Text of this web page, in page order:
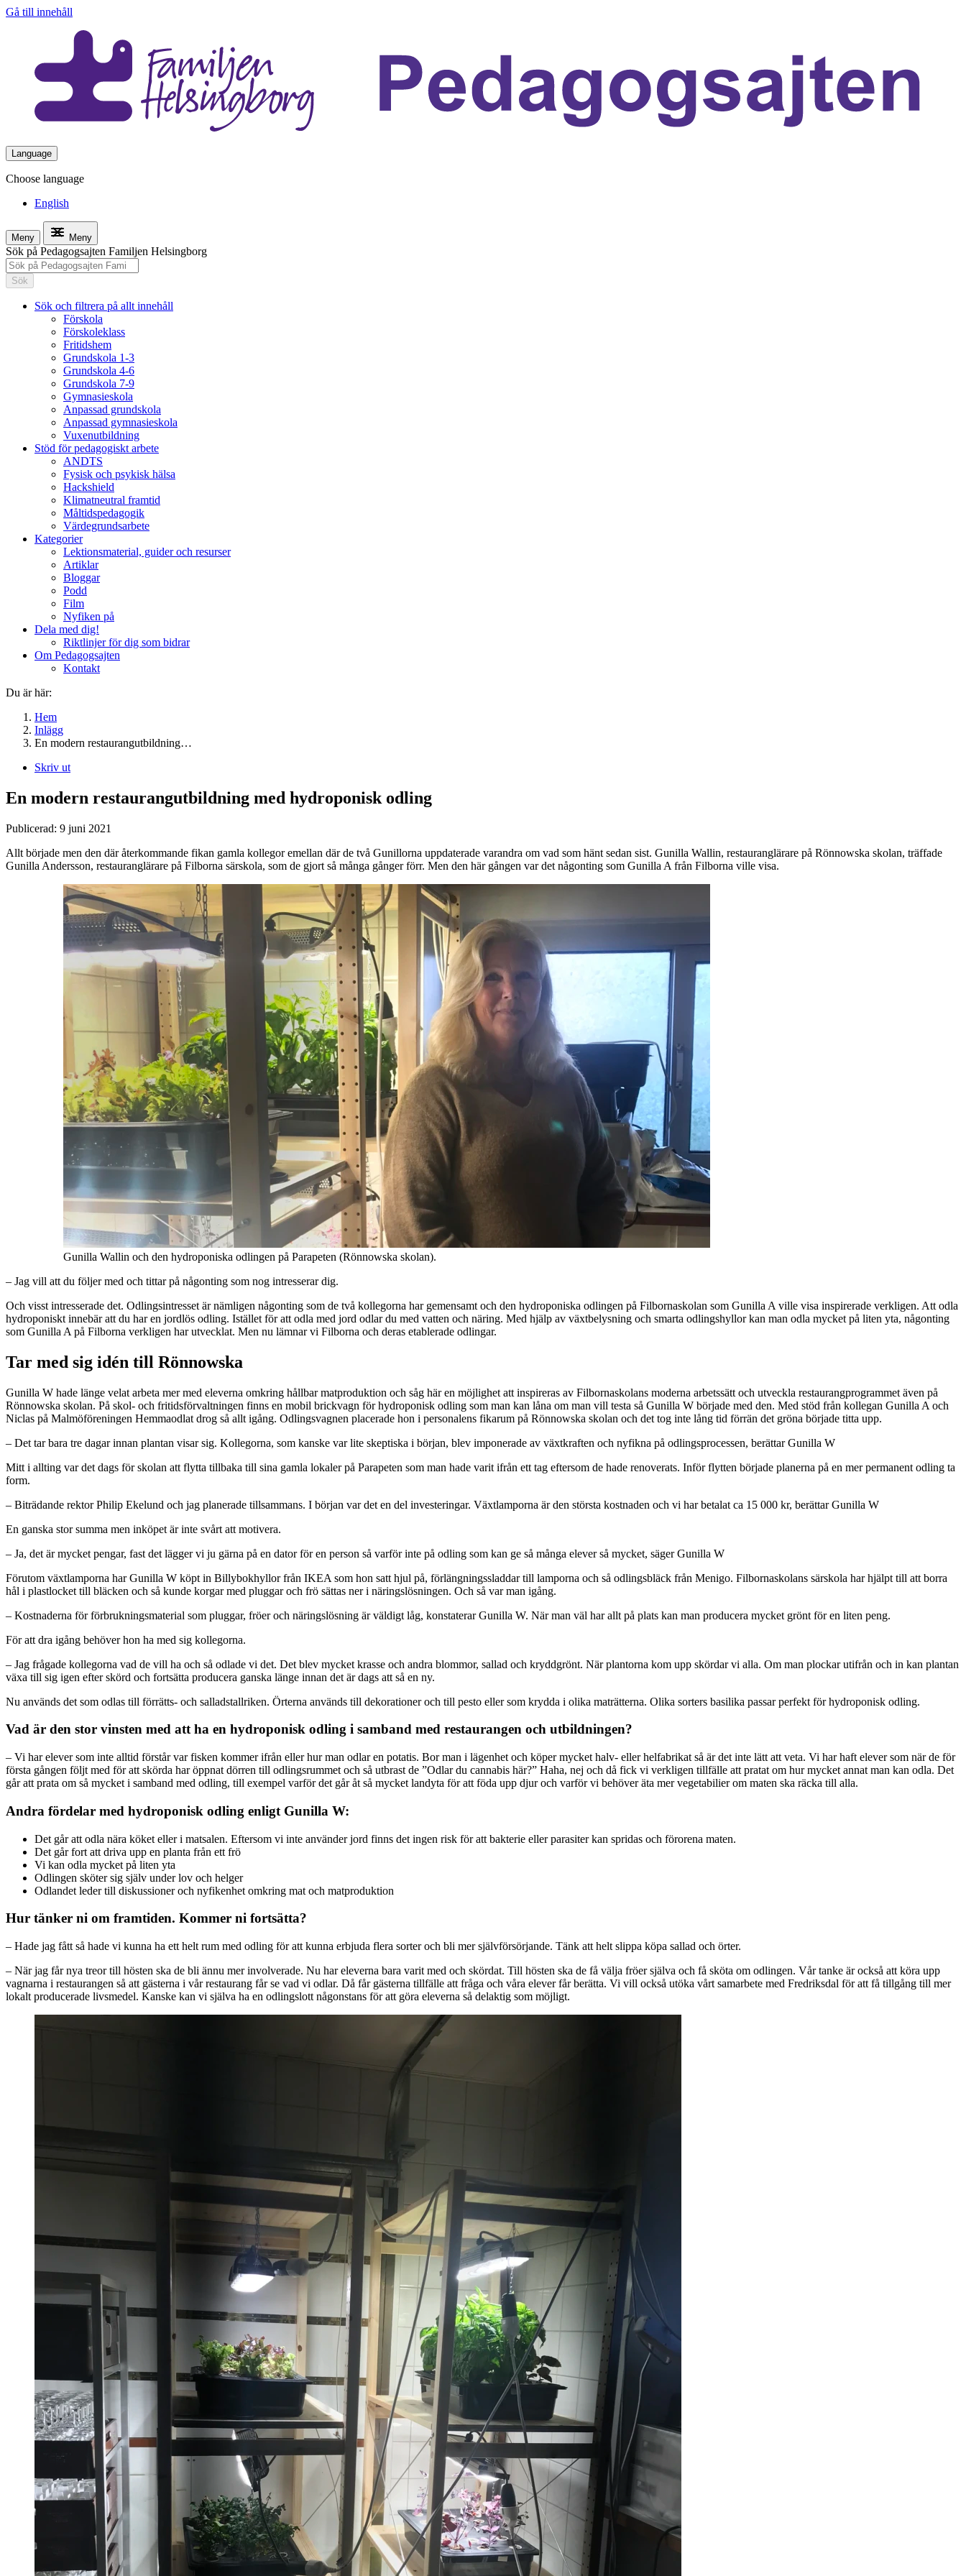
Gå till innehåll
Language
Choose language
English
Meny Meny
Sök på Pedagogsajten Familjen Helsingborg
Sök
Sök och filtrera på allt innehåll
Förskola
Förskoleklass
Fritidshem
Grundskola 1-3
Grundskola 4-6
Grundskola 7-9
Gymnasieskola
Anpassad grundskola
Anpassad gymnasieskola
Vuxenutbildning
Stöd för pedagogiskt arbete
ANDTS
Fysisk och psykisk hälsa
Hackshield
Klimatneutral framtid
Måltidspedagogik
Värdegrundsarbete
Kategorier
Lektionsmaterial, guider och resurser
Artiklar
Bloggar
Podd
Film
Nyfiken på
Dela med dig!
Riktlinjer för dig som bidrar
Om Pedagogsajten
Kontakt
Du är här:
Hem
Inlägg
En modern restaurangutbildning…
Skriv ut
En modern restaurangutbildning med hydroponisk odling
Publicerad: 9 juni 2021
Allt började men den där återkommande fikan gamla kollegor emellan där de två Gunillorna uppdaterade varandra om vad som hänt sedan sist. Gunilla Wallin, restauranglärare på Rönnowska skolan, träffade
Gunilla Andersson, restauranglärare på Filborna särskola, som de gjort så många gånger förr. Men den här gången var det någonting som Gunilla A från Filborna ville visa.
Gunilla Wallin och den hydroponiska odlingen på Parapeten (Rönnowska skolan).
– Jag vill att du följer med och tittar på någonting som nog intresserar dig.
Och visst intresserade det. Odlingsintresset är nämligen någonting som de två kollegorna har gemensamt och den hydroponiska odlingen på Filbornaskolan som Gunilla A ville visa inspirerade verkligen. Att odla
hydroponiskt innebär att du har en jordlös odling. Istället för att odla med jord odlar du med vatten och näring. Med hjälp av växtbelysning och smarta odlingshyllor kan man odla mycket på liten yta, någonting
som Gunilla A på Filborna verkligen har utvecklat. Men nu lämnar vi Filborna och deras etablerade odlingar.
Tar med sig idén till Rönnowska
Gunilla W hade länge velat arbeta mer med eleverna omkring hållbar matproduktion och såg här en möjlighet att inspireras av Filbornaskolans moderna arbetssätt och utveckla restaurangprogrammet även på
Rönnowska skolan. På skol- och fritidsförvaltningen finns en mobil brickvagn för hydroponisk odling som man kan låna om man vill testa så Gunilla W började med den. Med stöd från kollegan Gunilla A och
Niclas på Malmöföreningen Hemmaodlat drog så allt igång. Odlingsvagnen placerade hon i personalens fikarum på Rönnowska skolan och det tog inte lång tid förrän det gröna började titta upp.
– Det tar bara tre dagar innan plantan visar sig. Kollegorna, som kanske var lite skeptiska i början, blev imponerade av växtkraften och nyfikna på odlingsprocessen, berättar Gunilla W
Mitt i allting var det dags för skolan att flytta tillbaka till sina gamla lokaler på Parapeten som man hade varit ifrån ett tag eftersom de hade renoverats. Inför flytten började planerna på en mer permanent odling ta
form.
– Biträdande rektor Philip Ekelund och jag planerade tillsammans. I början var det en del investeringar. Växtlamporna är den största kostnaden och vi har betalat ca 15 000 kr, berättar Gunilla W
En ganska stor summa men inköpet är inte svårt att motivera.
– Ja, det är mycket pengar, fast det lägger vi ju gärna på en dator för en person så varför inte på odling som kan ge så många elever så mycket, säger Gunilla W
Förutom växtlamporna har Gunilla W köpt in Billybokhyllor från IKEA som hon satt hjul på, förlängningssladdar till lamporna och så odlingsbläck från Menigo. Filbornaskolans särskola har hjälpt till att borra
hål i plastlocket till bläcken och så kunde korgar med pluggar och frö sättas ner i näringslösningen. Och så var man igång.
– Kostnaderna för förbrukningsmaterial som pluggar, fröer och näringslösning är väldigt låg, konstaterar Gunilla W. När man väl har allt på plats kan man producera mycket grönt för en liten peng.
För att dra igång behöver hon ha med sig kollegorna.
– Jag frågade kollegorna vad de vill ha och så odlade vi det. Det blev mycket krasse och andra blommor, sallad och kryddgrönt. När plantorna kom upp skördar vi alla. Om man plockar utifrån och in kan plantan
växa till sig igen efter skörd och fortsätta producera ganska länge innan det är dags att så en ny.
Nu används det som odlas till förrätts- och salladstallriken. Örterna används till dekorationer och till pesto eller som krydda i olika maträtterna. Olika sorters basilika passar perfekt för hydroponisk odling.
Vad är den stor vinsten med att ha en hydroponisk odling i samband med restaurangen och utbildningen?
– Vi har elever som inte alltid förstår var fisken kommer ifrån eller hur man odlar en potatis. Bor man i lägenhet och köper mycket halv- eller helfabrikat så är det inte lätt att veta. Vi har haft elever som när de för
första gången följt med för att skörda har öppnat dörren till odlingsrummet och så utbrast de ”Odlar du cannabis här?” Haha, nej och då fick vi verkligen tillfälle att pratat om hur mycket annat man kan odla. Det
går att prata om så mycket i samband med odling, till exempel varför det går åt så mycket landyta för att föda upp djur och varför vi behöver äta mer vegetabilier om maten ska räcka till alla.
Andra fördelar med hydroponisk odling enligt Gunilla W:
Det går att odla nära köket eller i matsalen. Eftersom vi inte använder jord finns det ingen risk för att bakterie eller parasiter kan spridas och förorena maten.
Det går fort att driva upp en planta från ett frö
Vi kan odla mycket på liten yta
Odlingen sköter sig själv under lov och helger
Odlandet leder till diskussioner och nyfikenhet omkring mat och matproduktion
Hur tänker ni om framtiden. Kommer ni fortsätta?
– Hade jag fått så hade vi kunna ha ett helt rum med odling för att kunna erbjuda flera sorter och bli mer självförsörjande. Tänk att helt slippa köpa sallad och örter.
– När jag får nya treor till hösten ska de bli ännu mer involverade. Nu har eleverna bara varit med och skördat. Till hösten ska de få välja fröer själva och få sköta om odlingen. Vår tanke är också att köra upp
vagnarna i restaurangen så att gästerna i vår restaurang får se vad vi odlar. Då får gästerna tillfälle att fråga och våra elever får berätta. Vi vill också utöka vårt samarbete med Fredriksdal för att få tillgång till mer
lokalt producerade livsmedel. Kanske kan vi själva ha en odlingslott någonstans för att göra eleverna så delaktig som möjligt.